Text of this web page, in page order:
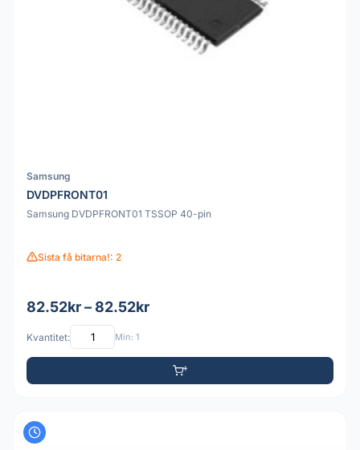
Samsung
DVDPFRONT01
Samsung DVDPFRONT01 TSSOP 40-pin
Sista få bitarna!: 2
82.52kr – 82.52kr
Kvantitet: Min: 1